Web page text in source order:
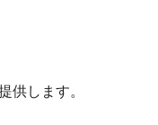
供します。